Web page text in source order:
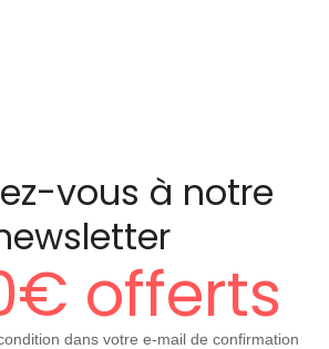
vous à notre
offerts
dans votre e-mail de confirmation